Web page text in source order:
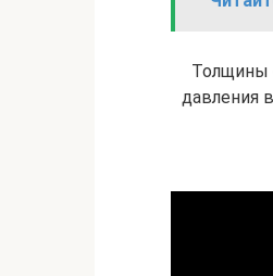
Толщины
давления